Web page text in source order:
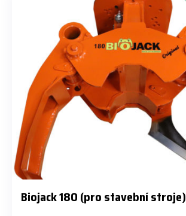
Biojack 180 (pro stavební stroje)